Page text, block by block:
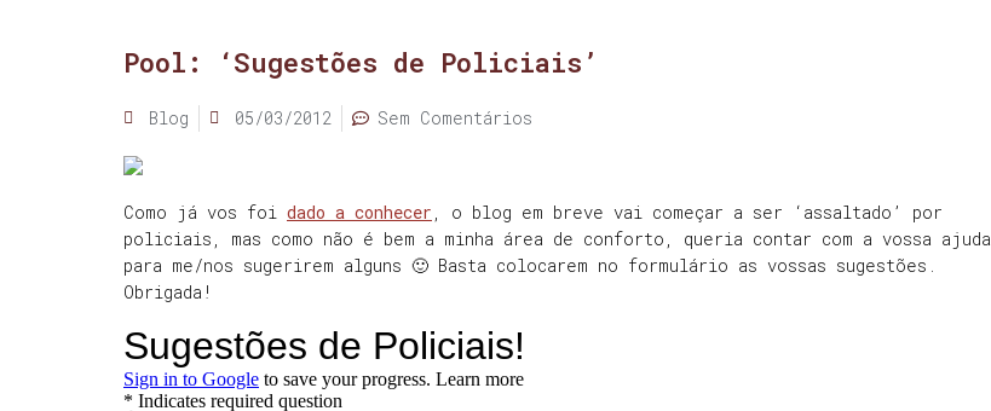
Pool: ‘Sugestões de Policiais’
Blog 05/03/2012 Sem Comentários
Como já vos foi dado a conhecer , o blog em breve vai começar a ser ‘assaltado’ por
policiais, mas como não é bem a minha área de conforto, queria contar com a vossa ajuda
para me/nos sugerirem alguns 🙂 Basta colocarem no formulário as vossas sugestões.
Obrigada!